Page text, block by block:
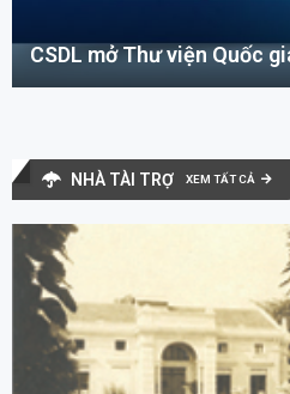
CSDL mở Thư viện Quốc
NHÀ TÀI TRỢ XEM TẤT CẢ